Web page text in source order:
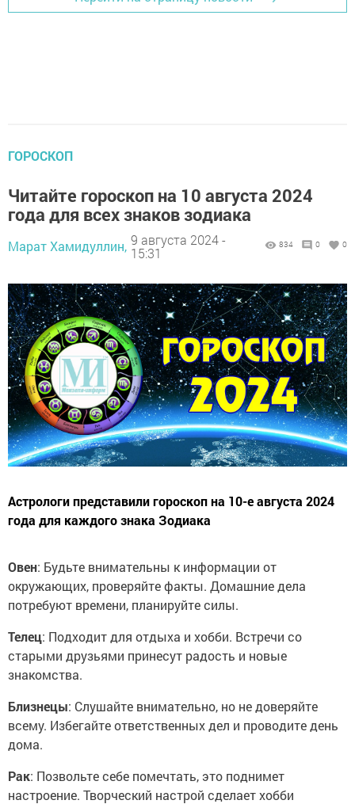
ГОРОСКОП
Читайте гороскоп на 10 августа 2024
года для всех знаков зодиака
Марат Хамидуллин, 9 августа 2024 -
15:31
834 0 0
Астрологи представили гороскоп на 10-е августа 2024
года для каждого знака Зодиака
Овен: Будьте внимательны к информации от
окружающих, проверяйте факты. Домашние дела
потребуют времени, планируйте силы.
Телец: Подходит для отдыха и хобби. Встречи со
старыми друзьями принесут радость и новые
знакомства.
Близнецы: Слушайте внимательно, но не доверяйте
всему. Избегайте ответственных дел и проводите день
дома.
Рак: Позвольте себе помечтать, это поднимет
настроение. Творческий настрой сделает хобби